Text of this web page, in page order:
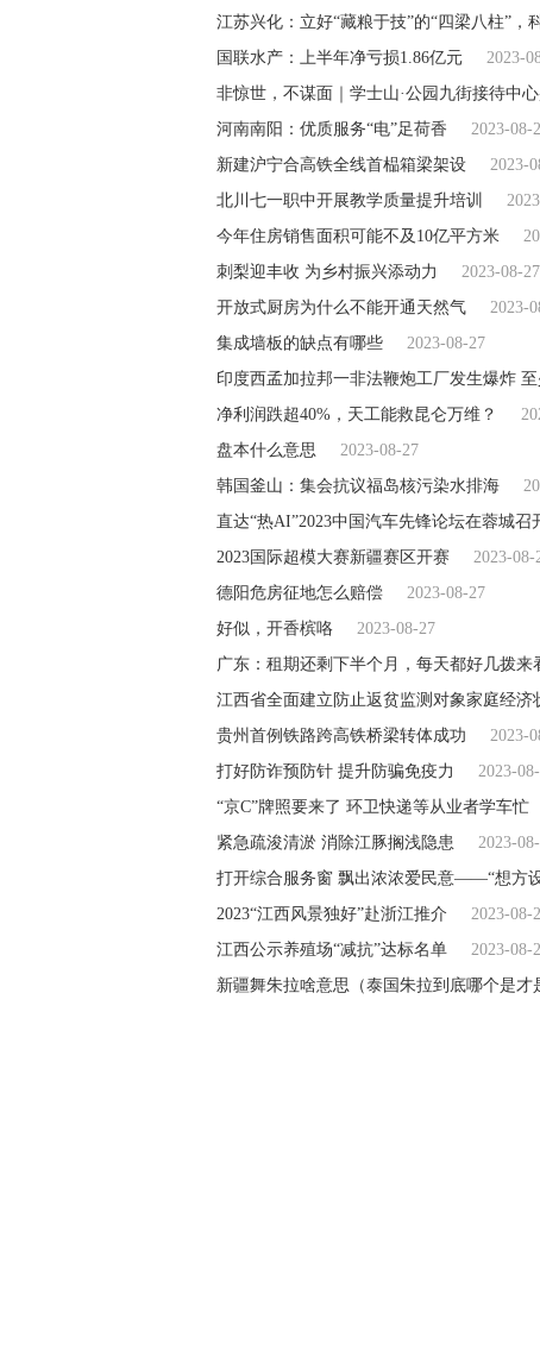
江苏兴化：立好“藏粮于技”的“四梁八柱”，
国联水产：上半年净亏损1.86亿元
2023-
非惊世，不谋面｜学士山·公园九街接待中
河南南阳：优质服务“电”足荷香
2023-08-
新建沪宁合高铁全线首榀箱梁架设
2023-
北川七一职中开展教学质量提升培训
今年住房销售面积可能不及10亿平方米
刺梨迎丰收 为乡村振兴添动力
2023-08-27
开放式厨房为什么不能开通天然气
2023-
集成墙板的缺点有哪些
2023-08-27
印度西孟加拉邦一非法鞭炮工厂发生爆炸
净利润跌超40%，天工能救昆仑万维？
盘本什么意思
2023-08-27
韩国釜山：集会抗议福岛核污染水排海
直达“热AI”2023中国汽车先锋论坛在蓉城召
2023国际超模大赛新疆赛区开赛
2023-08-
德阳危房征地怎么赔偿
2023-08-27
好似，开香槟咯
2023-08-27
广东：租期还剩下半个月，每天都好几拨来
江西省全面建立防止返贫监测对象家庭经济
贵州首例铁路跨高铁桥梁转体成功
2023-
打好防诈预防针 提升防骗免疫力
2023-
“京C”牌照要来了 环卫快递等从业者学车忙
紧急疏浚清淤 消除江豚搁浅隐患
2023-
打开综合服务窗 飘出浓浓爱民意——“想方
2023“江西风景独好”赴浙江推介
2023-08-
江西公示养殖场“减抗”达标名单
2023-08-
新疆舞朱拉啥意思（泰国朱拉到底哪个是才